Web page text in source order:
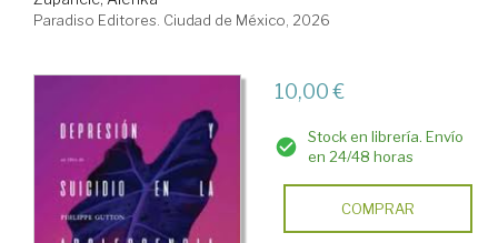
Paradiso Editores. Ciudad de México, 2026
10,00 €
Stock en librería. Envío
en 24/48 horas
COMPRAR